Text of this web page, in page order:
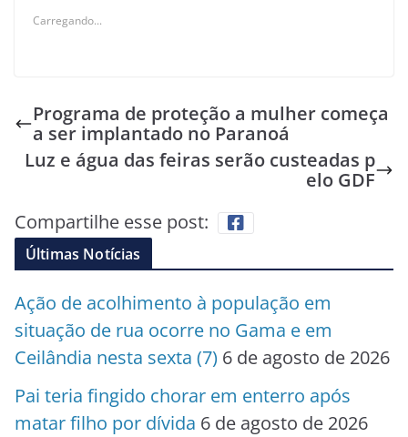
Carregando...
Programa de proteção a mulher começa
a ser implantado no Paranoá
Luz e água das feiras serão custeadas p
elo GDF
Compartilhe esse post:
Últimas Notícias
Ação de acolhimento à população em
situação de rua ocorre no Gama e em
Ceilândia nesta sexta (7) 6 de agosto de 2026
Pai teria fingido chorar em enterro após
matar filho por dívida 6 de agosto de 2026